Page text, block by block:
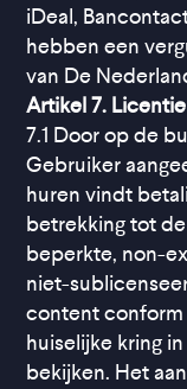
iDeal,
hebben een
van De
Artikel 7. Licentie
7.1 Door op de
Gebruiker
huren vindt
betrekking tot
beperkte, non-
niet-
content conform
huiselijke kring
bekijken. Het